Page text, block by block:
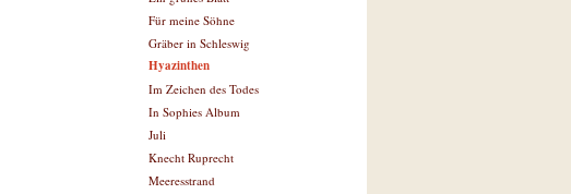
Für meine Söhne
Gräber in Schleswig
Hyazinthen
Im Zeichen des Todes
In Sophies Album
Juli
Knecht Ruprecht
Meeresstrand